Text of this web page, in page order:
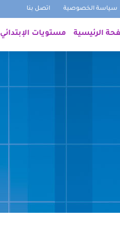
سياسة الخصوصية اتصل بنا
الرئيسية مستويات الإبتدائي